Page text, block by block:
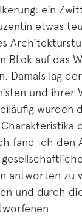
ein
etwas
Blick auf das
Damals lag
und ihrer
wurden
fand ich den
antworten zu
und durch